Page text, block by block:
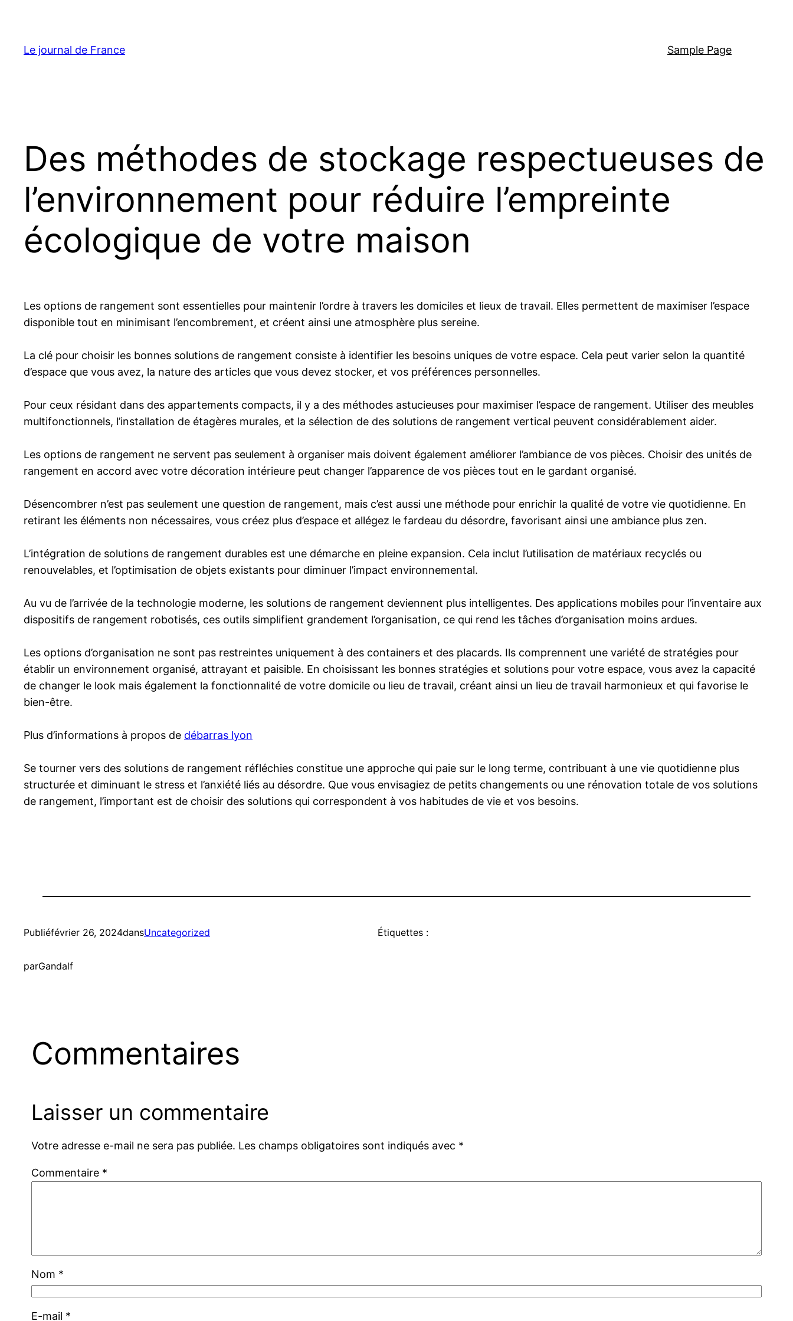
contenu
Le journal de France Sample Page
Des méthodes de stockage respectueuses de
l’environnement pour réduire l’empreinte
écologique de votre maison
Les options de rangement sont essentielles pour maintenir l’ordre à travers les domiciles et lieux de travail. Elles permettent de maximiser l’espace
disponible tout en minimisant l’encombrement, et créent ainsi une atmosphère plus sereine.
La clé pour choisir les bonnes solutions de rangement consiste à identifier les besoins uniques de votre espace. Cela peut varier selon la quantité
d’espace que vous avez, la nature des articles que vous devez stocker, et vos préférences personnelles.
Pour ceux résidant dans des appartements compacts, il y a des méthodes astucieuses pour maximiser l’espace de rangement. Utiliser des meubles
multifonctionnels, l’installation de étagères murales, et la sélection de des solutions de rangement vertical peuvent considérablement aider.
Les options de rangement ne servent pas seulement à organiser mais doivent également améliorer l’ambiance de vos pièces. Choisir des unités de
rangement en accord avec votre décoration intérieure peut changer l’apparence de vos pièces tout en le gardant organisé.
Désencombrer n’est pas seulement une question de rangement, mais c’est aussi une méthode pour enrichir la qualité de votre vie quotidienne. En
retirant les éléments non nécessaires, vous créez plus d’espace et allégez le fardeau du désordre, favorisant ainsi une ambiance plus zen.
L’intégration de solutions de rangement durables est une démarche en pleine expansion. Cela inclut l’utilisation de matériaux recyclés ou
renouvelables, et l’optimisation de objets existants pour diminuer l’impact environnemental.
Au vu de l’arrivée de la technologie moderne, les solutions de rangement deviennent plus intelligentes. Des applications mobiles pour l’inventaire aux
dispositifs de rangement robotisés, ces outils simplifient grandement l’organisation, ce qui rend les tâches d’organisation moins ardues.
Les options d’organisation ne sont pas restreintes uniquement à des containers et des placards. Ils comprennent une variété de stratégies pour
établir un environnement organisé, attrayant et paisible. En choisissant les bonnes stratégies et solutions pour votre espace, vous avez la capacité
de changer le look mais également la fonctionnalité de votre domicile ou lieu de travail, créant ainsi un lieu de travail harmonieux et qui favorise le
bien-être.
Plus d’informations à propos de débarras lyon
Se tourner vers des solutions de rangement réfléchies constitue une approche qui paie sur le long terme, contribuant à une vie quotidienne plus
structurée et diminuant le stress et l’anxiété liés au désordre. Que vous envisagiez de petits changements ou une rénovation totale de vos solutions
de rangement, l’important est de choisir des solutions qui correspondent à vos habitudes de vie et vos besoins.
Publiéfévrier 26, 2024dansUncategorized
parGandalf
Étiquettes :
Commentaires
Laisser un commentaire
Votre adresse e-mail ne sera pas publiée. Les champs obligatoires sont indiqués avec *
Commentaire *
Nom *
E-mail *